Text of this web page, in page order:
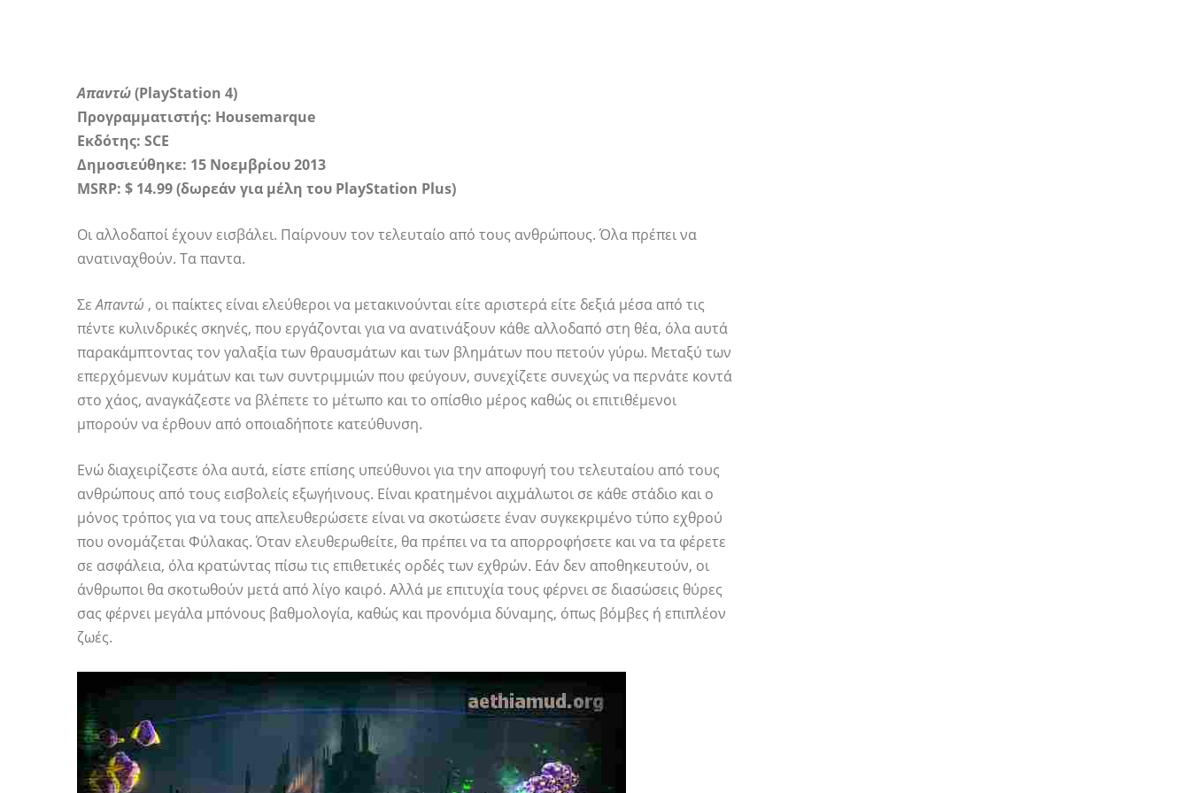
Απαντώ(PlayStation 4)
Προγραμματιστής: Housemarque
Εκδότης: SCE
Δημοσιεύθηκε: 15 Νοεμβρίου 2013
MSRP: $ 14.99 (δωρεάν για μέλη του PlayStation Plus)
Οι αλλοδαποί έχουν εισβάλει. Παίρνουν τον τελευταίο από τους ανθρώπους. Όλα πρέπει να
ανατιναχθούν. Τα παντα.
ΣεΑπαντώ , οι παίκτες είναι ελεύθεροι να μετακινούνται είτε αριστερά είτε δεξιά μέσα από τις
πέντε κυλινδρικές σκηνές, που εργάζονται για να ανατινάξουν κάθε αλλοδαπό στη θέα, όλα αυτά
παρακάμπτοντας τον γαλαξία των θραυσμάτων και των βλημάτων που πετούν γύρω. Μεταξύ των
επερχόμενων κυμάτων και των συντριμμιών που φεύγουν, συνεχίζετε συνεχώς να περνάτε κοντά
στο χάος, αναγκάζεστε να βλέπετε το μέτωπο και το οπίσθιο μέρος καθώς οι επιτιθέμενοι
μπορούν να έρθουν από οποιαδήποτε κατεύθυνση.
Ενώ διαχειρίζεστε όλα αυτά, είστε επίσης υπεύθυνοι για την αποφυγή του τελευταίου από τους
ανθρώπους από τους εισβολείς εξωγήινους. Είναι κρατημένοι αιχμάλωτοι σε κάθε στάδιο και ο
μόνος τρόπος για να τους απελευθερώσετε είναι να σκοτώσετε έναν συγκεκριμένο τύπο εχθρού
που ονομάζεται Φύλακας. Όταν ελευθερωθείτε, θα πρέπει να τα απορροφήσετε και να τα φέρετε
σε ασφάλεια, όλα κρατώντας πίσω τις επιθετικές ορδές των εχθρών. Εάν δεν αποθηκευτούν, οι
άνθρωποι θα σκοτωθούν μετά από λίγο καιρό. Αλλά με επιτυχία τους φέρνει σε διασώσεις θύρες
σας φέρνει μεγάλα μπόνους βαθμολογία, καθώς και προνόμια δύναμης, όπως βόμβες ή επιπλέον
ζωές.